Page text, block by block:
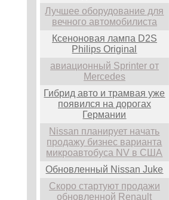
Лучшее оборудование для
вечного автомобилиста
Ксеноновая лампа D2S
Philips Original
авиационный Sprinter от
Mercedes
Гибрид авто и трамвая уже
появился на дорогах
Германии
Nissan планирует начать
продажу бизнес варианта
микроавтобуса NV в США
Обновленный Nissan Juke
Скоро стартуют продажи
обновленной Renault